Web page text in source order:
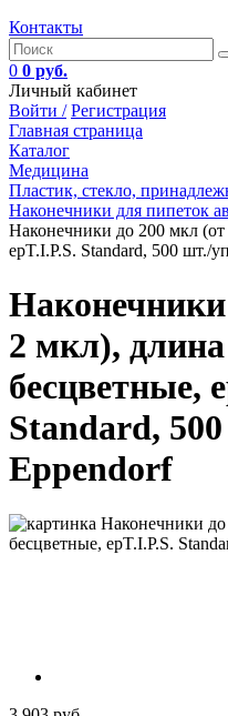
Контакты
0 0 руб.
Личный кабинет
Войти / Регистрация
Главная страница
Каталог
Медицина
Пластик, стекло,
Наконечники для пипеток
Наконечники до 200 мкл
epT.I.P.S. Standard, 500 шт./
2 мкл),
бесцветные,
Standard,
Eppendorf